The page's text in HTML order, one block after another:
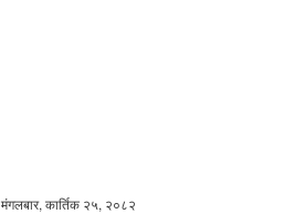
मंगलबार, कार्तिक २५, २०८२